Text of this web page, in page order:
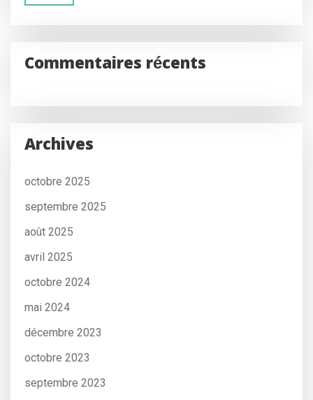
Commentaires récents
Archives
octobre 2025
septembre 2025
août 2025
avril 2025
octobre 2024
mai 2024
décembre 2023
octobre 2023
septembre 2023